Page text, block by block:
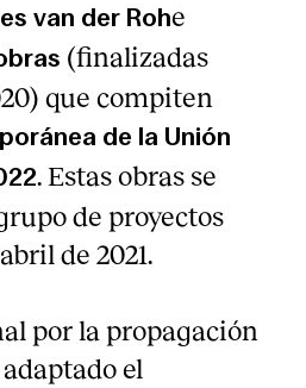
van der Rohe
(finalizadas
que compiten
de la Unión
. Estas obras se
de proyectos
de 2021.
por la propagación
el